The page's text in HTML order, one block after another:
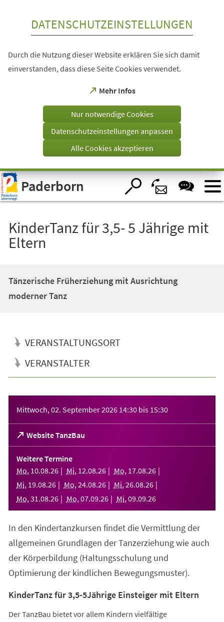
Visuelle
Assistenzsoftware
öffnen.
DATENSCHUTZEINSTELLUNGEN
Durch die Nutzung dieser Website erklären Sie sich damit
einverstanden, dass diese Seite Cookies verwendet.
Mehr Infos
(Öffnet
einem
Tab)
Nur notwendige Cookies
Datenschutzeinstellungen anpassen
Alle Cookies akzeptieren
Paderborn
KinderTanz für 3,5- 5 Jährige mit
Eltern
Tänzerische Früherziehung mit Ausrichtung
moderner Tanz
VERANSTALTUNGSORT
VERANSTALTER
Mittwoch, 02. September 2026 14:30 bis 15:30
Website TanzBau
(Öffnet
in
einem
neuen
Tab)
Weitere Termine
Mo, 10.08.26 Mi, 12.08.26 Mo, 17.08.26
Mi, 19.08.26 Mo, 24.08.26 Mi, 26.08.26
Mo, 31 .08.26 Mo, 07.09.26 Mi, 09.09.26
In den Kindertanzkursen findet die Vermittlung der
allgemeinen Grundlagen der Tanzerziehung wie auch
der Körperbildung (Haltungsschulung und
Optimierung der kindlichen Bewegungsmuster).
KinderTanz für 3,5-5Jährige Einsteiger mit Eltern
Der TanzBau bietet vor allem Kindern vielfältige